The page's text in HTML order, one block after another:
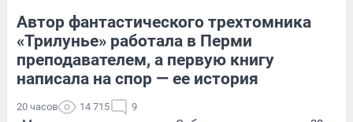
Автор фантастического трехтомника
«Трилунье» работала в Перми
преподавателем, а первую книгу
написала на спор — ее история
20 часов 14 715 9